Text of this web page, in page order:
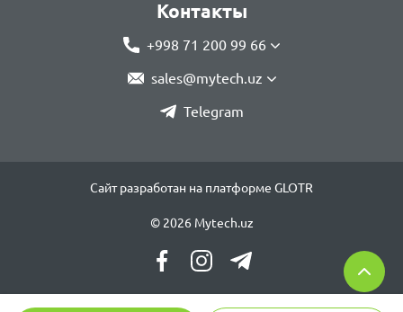
Контакты
+998 71 200 99 66
sales@mytech.uz
Telegram
Сайт разработан на платформе GLOTR
© 2026 Mytech.uz